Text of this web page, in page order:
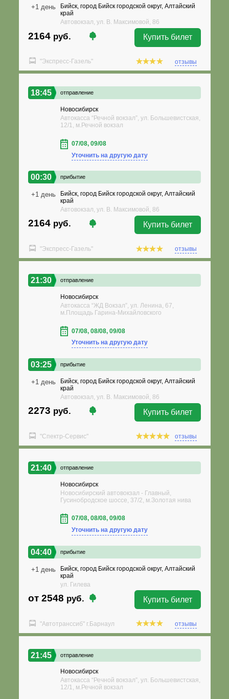
+1 день
Бийск, город Бийск городской округ, Алтайский
край
Автовокзал, ул. В. Максимовой, 86
2164 руб. Купить билет
"Экспресс-Газель" отзывы
18:45 отправление
Новосибирск
Автокасса “Речной вокзал”, ул. Большевистская,
12/1, м.Речной вокзал
07/08, 09/08
Уточнить на другую дату
00:30 прибытие
+1 день
Бийск, город Бийск городской округ, Алтайский
край
Автовокзал, ул. В. Максимовой, 86
2164 руб. Купить билет
"Экспресс-Газель" отзывы
21:30 отправление
Новосибирск
Автокасса “ЖД Вокзал”, ул. Ленина, 67,
м.Площадь Гарина-Михайловского
07/08, 08/08, 09/08
Уточнить на другую дату
03:25 прибытие
+1 день
Бийск, город Бийск городской округ, Алтайский
край
Автовокзал, ул. В. Максимовой, 86
2273 руб. Купить билет
"Спектр-Сервис" отзывы
21:40 отправление
Новосибирск
Новосибирский автовокзал - Главный,
Гусинобродское шоссе, 37/2, м.Золотая нива
07/08, 08/08, 09/08
Уточнить на другую дату
04:40 прибытие
+1 день
Бийск, город Бийск городской округ, Алтайский
край
ул. Гилева
от 2548 руб. Купить билет
"Автотранссиб" г.Барнаул отзывы
21:45 отправление
Новосибирск
Автокасса “Речной вокзал”, ул. Большевистская,
12/1, м.Речной вокзал